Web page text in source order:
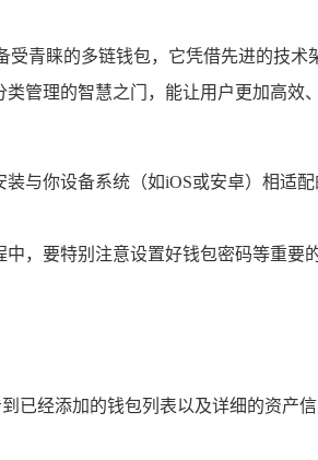
青睐的多链钱包，它凭借先进的技
管理的智慧之门，能让用户更加高效
与你设备系统（如iOS或安卓）相适
，要特别注意设置好钱包密码等重要
经添加的钱包列表以及详细的资产